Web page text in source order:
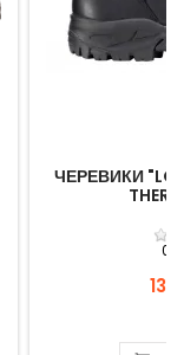
ЧЕРЕВИКИ
0
13